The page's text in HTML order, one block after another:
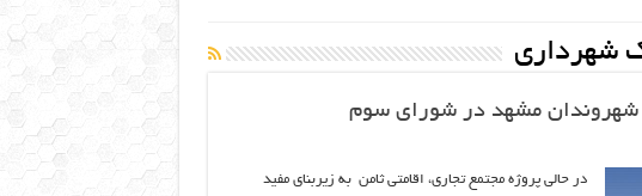
شهرداری
شهروندان مشهد در شورای سوم
در حالی پروژه مجتمع تجاری، اقامتی ثامن به زیربنای مفید